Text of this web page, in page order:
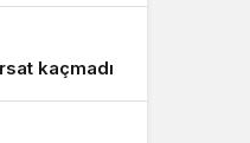
kaçmadı